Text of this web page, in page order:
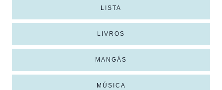
LISTA
LIVROS
MANGÁS
MÚSICA